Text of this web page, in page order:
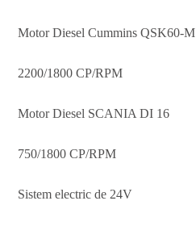
Motor Diesel Cummins QSK60-M
2200/1800 CP/RPM
Motor Diesel SCANIA DI 16
750/1800 CP/RPM
Sistem electric de 24V